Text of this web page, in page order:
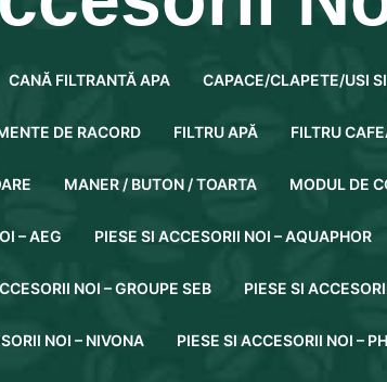
CANĂ FILTRANTĂ APA CAPACE/CLAPETE/USI
DE RACORD FILTRU APĂ FILTRU
MANER / BUTON / TOARTA MODUL DE
– AEG PIESE SI ACCESORII NOI – AQUAPHOR
NOI – GROUPE SEB PIESE SI
NOI – NIVONA PIESE SI ACCESORII NOI –